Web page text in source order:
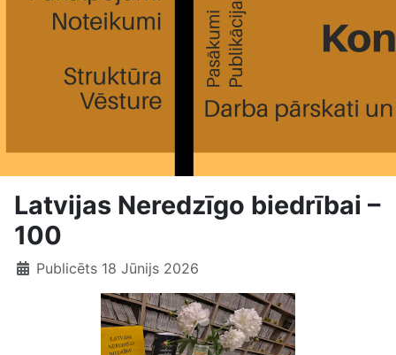
Latvijas Neredzīgo biedrībai –
100
Publicēts 18 Jūnijs 2026